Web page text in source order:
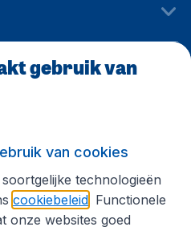
gebruik van
van cookies
technologieën
cookiebeleid . Functionele
onze websites goed